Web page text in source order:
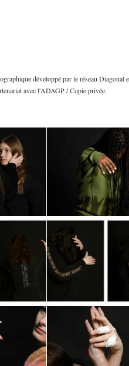
développé par le réseau Diagonal
avec l'ADAGP / Copie privée.